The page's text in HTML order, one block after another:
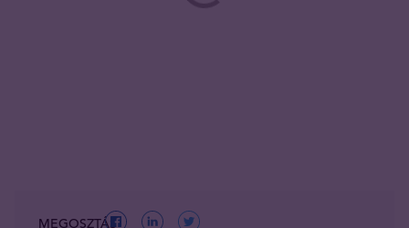
MEGOSZTÁS